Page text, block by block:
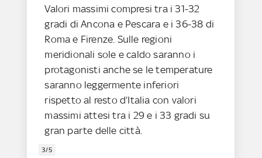
Valori massimi compresi tra i 31-32
gradi di Ancona e Pescara e i 36-38 di
Roma e Firenze. Sulle regioni
meridionali sole e caldo saranno i
protagonisti anche se le temperature
saranno leggermente inferiori
rispetto al resto d’Italia con valori
massimi attesi tra i 29 e i 33 gradi su
gran parte delle città.
3/5